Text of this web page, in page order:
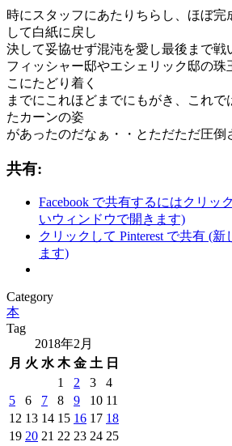
時にスタッフにあたりちらし、ほぼ完
して白紙に戻し
決して妥協せず混沌を愛し最後まで戦
フィッシャー邸やエシェリック邸の珠
こにたどり着く
までにこれほどまでにもがき、これで
たカーンの姿
があったのだなぁ・・とただただ圧倒
共有:
Facebook で共有するにはクリッ
いウィンドウで開きます)
クリックして Pinterest で共有 (
ます)
Category
本
Tag
2018年2月
月 火 水 木 金 土 日
1
2 3
4
5
6 7 8 9 10 11
12 13 14 15 16 17 18
19 20 21 22 23 24 25